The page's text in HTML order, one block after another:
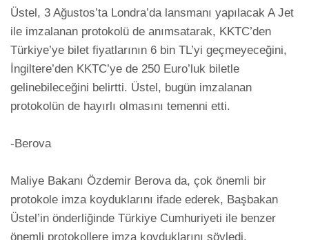
Üstel, 3 Ağustos’ta Londra’da lansmanı yapılacak A Jet
ile imzalanan protokolü de anımsatarak, KKTC’den
Türkiye’ye bilet fiyatlarının 6 bin TL’yi geçmeyeceğini,
İngiltere’den KKTC’ye de 250 Euro’luk biletle
gelinebileceğini belirtti. Üstel, bugün imzalanan
protokolün de hayırlı olmasını temenni etti.
-Berova
Maliye Bakanı Özdemir Berova da, çok önemli bir
protokole imza koyduklarını ifade ederek, Başbakan
Üstel’in önderliğinde Türkiye Cumhuriyeti ile benzer
önemli protokollere imza koyduklarını söyledi.